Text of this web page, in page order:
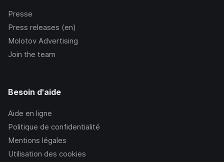
Presse
Press releases (en)
Molotov Advertising
Join the team
Besoin d'aide
Aide en ligne
Politique de confidentialité
Mentions légales
Utilisation des cookies